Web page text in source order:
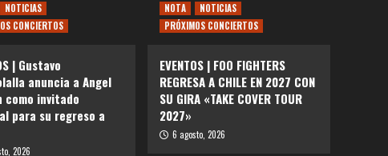
NOTICIAS
CONCIERTOS
| Gustavo
anuncia a Angel
como invitado
para su regreso a
2026
NOTA
NOTICIAS
PRÓXIMOS CONCIERTOS
EVENTOS | FOO FIGHTERS
REGRESA A CHILE EN 2027 CON
SU GIRA «TAKE COVER TOUR
2027»
6 agosto, 2026